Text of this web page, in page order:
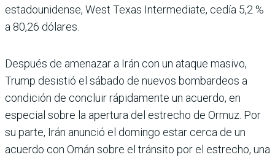
estadounidense, West Texas Intermediate, cedía 5,2 %
a 80,26 dólares.
Después de amenazar a Irán con un ataque masivo,
Trump desistió el sábado de nuevos bombardeos a
condición de concluir rápidamente un acuerdo, en
especial sobre la apertura del estrecho de Ormuz. Por
su parte, Irán anunció el domingo estar cerca de un
acuerdo con Omán sobre el tránsito por el estrecho, una